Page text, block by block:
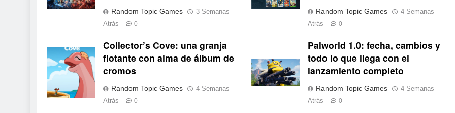
Random Topic Games
3 Semanas
Atrás
0
Random Topic Games
4 Semanas
Atrás
0
Collector's Cove
Collector’s Cove: una granja
flotante con alma de álbum de
cromos
Random Topic Games
4 Semanas
Atrás
0
Palworld 1.0: fecha, cambios y
todo lo que llega con el
lanzamiento completo
Random Topic Games
4 Semanas
Atrás
0